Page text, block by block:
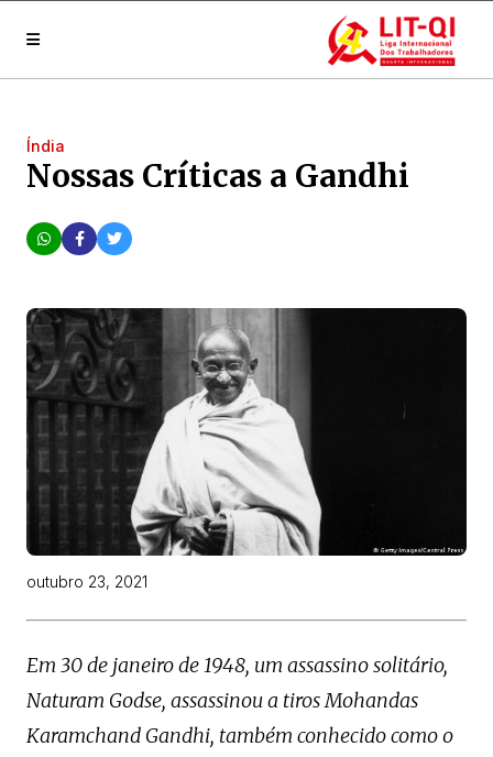
Índia
Nossas Críticas a Gandhi
outubro 23, 2021
Em 30 de janeiro de 1948, um assassino solitário,
Naturam Godse, assassinou a tiros Mohandas
Karamchand Gandhi, também conhecido como o